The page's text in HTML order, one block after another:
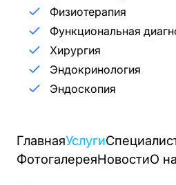
Физиотерапия
Функциональная
Хирургия
Эндокринология
Эндоскопия
ГлавнаяУслуги
ФотогалереяНовостиО